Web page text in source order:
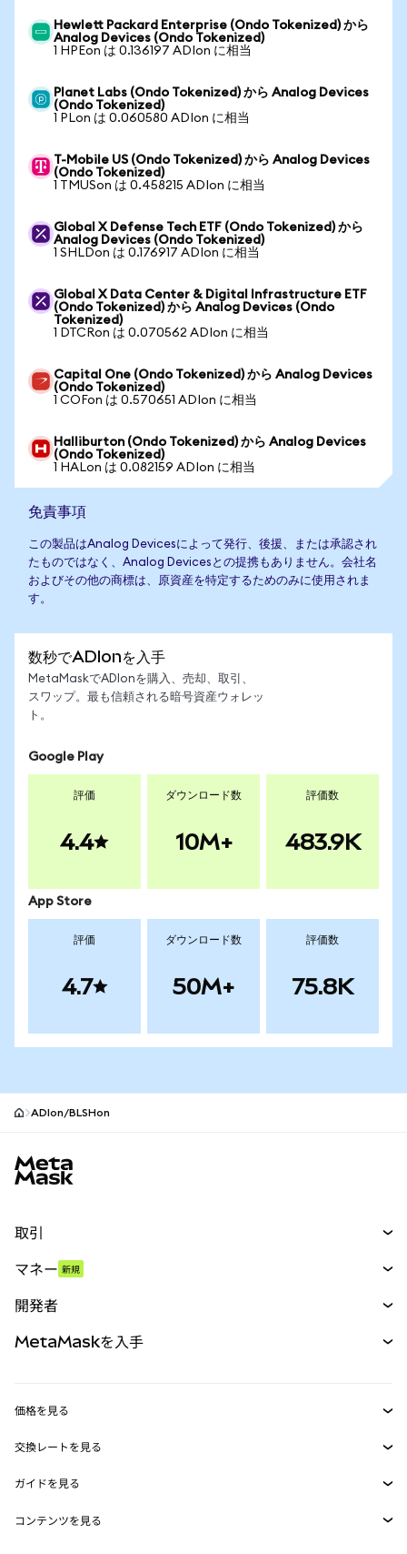
Hewlett Packard Enterprise (Ondo Tokenized) から
Analog Devices (Ondo Tokenized)
1 HPEon は 0.136197 ADIon に相当
Planet Labs (Ondo Tokenized) から Analog Devices
(Ondo Tokenized)
1 PLon は 0.060580 ADIon に相当
T-Mobile US (Ondo Tokenized) から Analog Devices
(Ondo Tokenized)
1 TMUSon は 0.458215 ADIon に相当
Global X Defense Tech ETF (Ondo Tokenized) から
Analog Devices (Ondo Tokenized)
1 SHLDon は 0.176917 ADIon に相当
Global X Data Center & Digital Infrastructure ETF
(Ondo Tokenized) から Analog Devices (Ondo
Tokenized)
1 DTCRon は 0.070562 ADIon に相当
Capital One (Ondo Tokenized) から Analog Devices
(Ondo Tokenized)
1 COFon は 0.570651 ADIon に相当
Halliburton (Ondo Tokenized) から Analog Devices
(Ondo Tokenized)
1 HALon は 0.082159 ADIon に相当
免責事項
この製品はAnalog Devicesによって発行、後援、または承認され
たものではなく、Analog Devicesとの提携もありません。会社名
およびその他の商標は、原資産を特定するためのみに使用されま
す。
数秒でADIonを入手
MetaMaskでADIonを購入、売却、取引、
スワップ。最も信頼される暗号資産ウォレッ
ト。
Google Play
評価
4.4
ダウンロード数
10M+
評価数
483.9K
App Store
評価
4.7
ダウンロード数
50M+
評価数
75.8K
ADIon/BLSHon
取引
パーペチュアル
RWA
マネー 新規
開発者
MetaMask Connect
Snaps
Web3サービス
MetaMaskを入手
セキュリティ
サポート
価格を見る
イーサリアムの価格
Solanaの価格
交換レートを見る
ETH→USD
USDT→INR
ガイドを見る
ETHの購入
コンテンツを見る